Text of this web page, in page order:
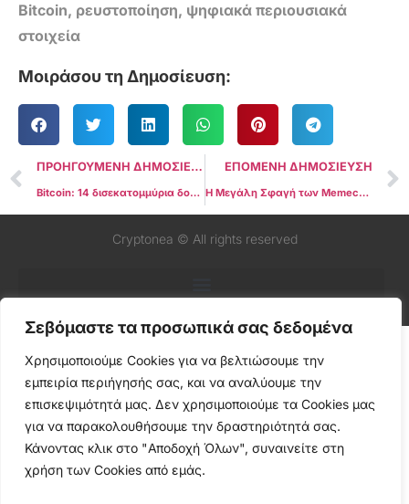
Σεβόμαστε τα προσωπικά σας δεδομένα
Χρησιμοποιούμε Cookies για να βελτιώσουμε την
εμπειρία περιήγησής σας, και να αναλύουμε την
επισκεψιμότητά μας. Δεν χρησιμοποιούμε τα Cookies μας
για να παρακολουθήσουμε την δραστηριότητά σας.
Κάνοντας κλικ στο "Αποδοχή Όλων", συναινείτε στη
χρήση των Cookies από εμάς.
Bitcoin, ρευστοποίηση, ψηφιακά περιουσιακά
στοιχεία
Μοιράσου τη Δημοσίευση:
ΠΡΟΗΓΟΥΜΕΝΗ ΔΗΜΟΣΙΕΥΣΗ
Bitcoin: 14 δισεκατομμύρια δολάρια «στον αέρα» την Παρασκευή – Η αντίστροφη μέτρηση που τρέμουν οι επενδυτές
ΕΠΟΜΕΝΗ ΔΗΜΟΣΙΕΥΣΗ
Η Μεγάλη Σφαγή των Memecoins: Τα Σοκαριστικά Στοιχεία για το Pump.fun που «Γκρεμίζουν» το Όνειρο του Γρήγορου Πλουτισμού
Cryptonea © All rights reserved